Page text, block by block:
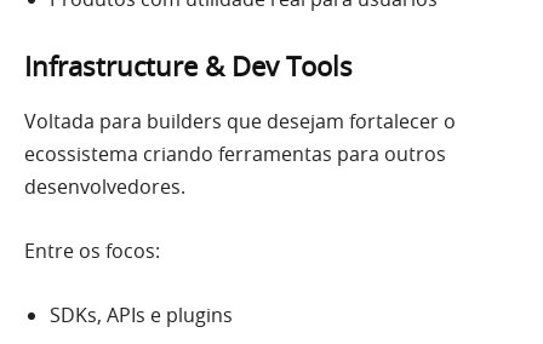
Infrastructure & Dev Tools
Voltada para builders que desejam fortalecer o
ecossistema criando ferramentas para outros
desenvolvedores.
Entre os focos:
SDKs, APIs e plugins